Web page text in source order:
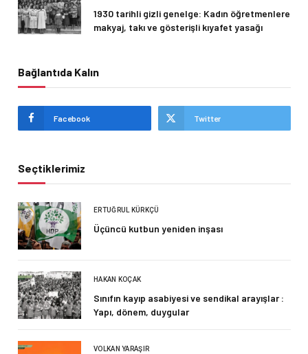
1930 tarihli gizli genelge: Kadın öğretmenlere
makyaj, takı ve gösterişli kıyafet yasağı
Bağlantıda Kalın
Facebook Twitter
Seçtiklerimiz
ERTUĞRUL KÜRKÇÜ
Üçüncü kutbun yeniden inşası
HAKAN KOÇAK
Sınıfın kayıp asabiyesi ve sendikal arayışlar :
Yapı, dönem, duygular
VOLKAN YARAŞIR